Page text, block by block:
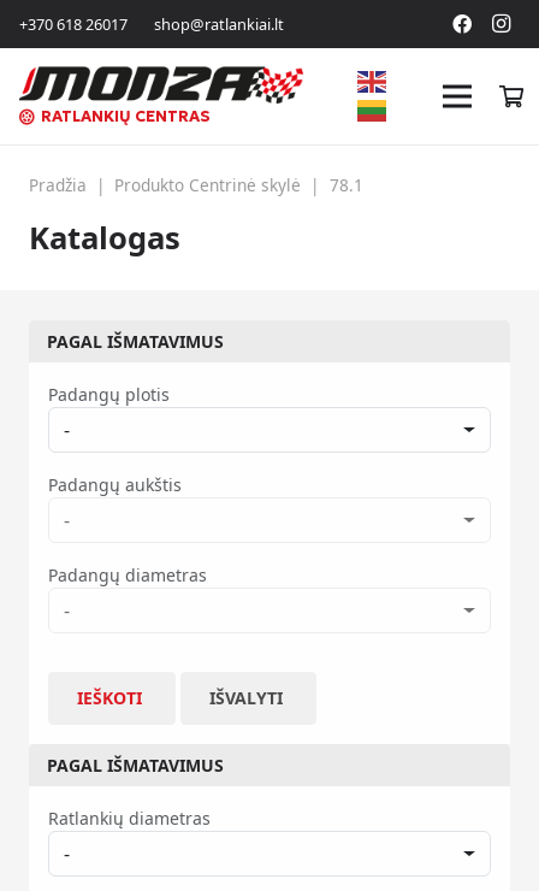
+370 618 26017 shop@ratlankiai.lt
RATLANKIŲ CENTRAS
Pradžia | Produkto Centrinė skylė | 78.1
Katalogas
PAGAL IŠMATAVIMUS
Padangų plotis
-
Padangų aukštis
-
Padangų diametras
-
IEŠKOTI IŠVALYTI
PAGAL IŠMATAVIMUS
Ratlankių diametras
-